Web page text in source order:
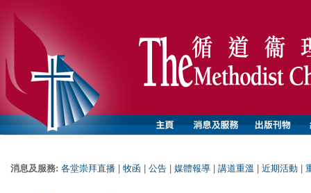
消息及服務: 各堂崇拜直播 牧函 公告 媒體報導 講道重溫 近期活動